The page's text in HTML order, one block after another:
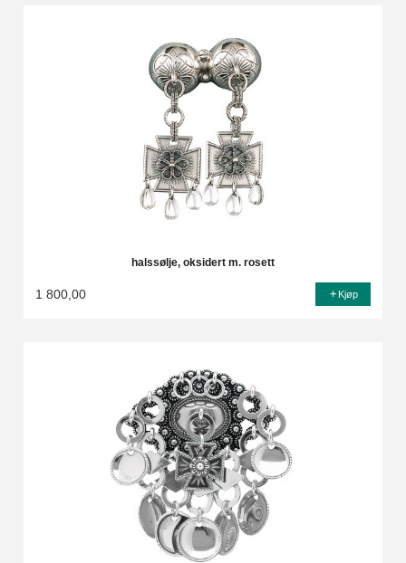
halssølje, oksidert m. rosett
1 800,00 Kjøp